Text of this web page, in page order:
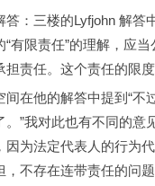
答：三楼的Lyfjohn 解答
有限责任”的理解，应
责任。这个责任的限
间在他的解答中提到“
。”我对此也有不同的
因为法定代表人的行为
，不存在连带责任的问